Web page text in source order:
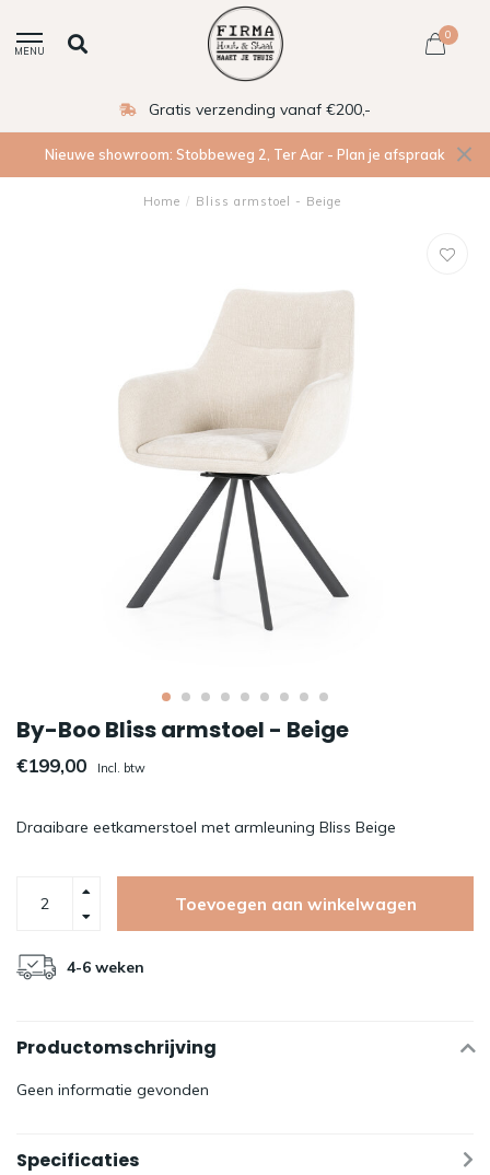
MENU
0
Gratis verzending vanaf €200,-
Nieuwe showroom: Stobbeweg 2, Ter Aar - Plan je afspraak
Home / Bliss armstoel - Beige
By-Boo Bliss armstoel - Beige
€199,00 Incl. btw
Draaibare eetkamerstoel met armleuning Bliss Beige
Toevoegen aan winkelwagen
4-6 weken
Productomschrijving
Geen informatie gevonden
Specificaties